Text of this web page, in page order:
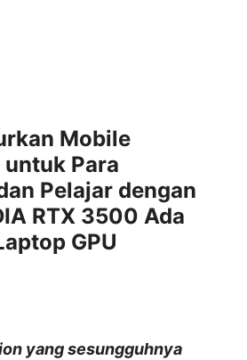
Mobile
Para
Pelajar dengan
RTX 3500 Ada
GPU
yang sesungguhnya